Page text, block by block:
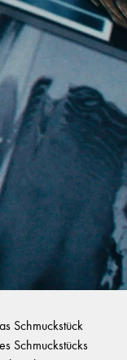
Schmuckstück
Schmuckstücks